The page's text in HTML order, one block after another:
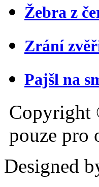
Žebra z
Zrání
Pajšl na
Copyright
pouze pro
Designed